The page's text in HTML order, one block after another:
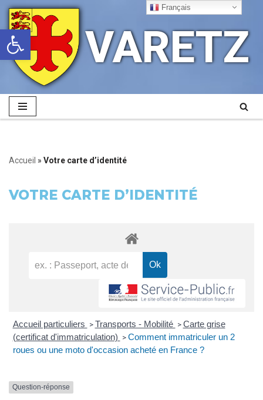
Ouvrir la barre d’outils
Aller
au
contenu
VARETZ
Accueil » Votre carte d’identité
VOTRE CARTE D’IDENTITÉ
Accueil particuliers > Transports - Mobilité > Carte grise
(certificat d'immatriculation) > Comment immatriculer un 2
roues ou une moto d'occasion acheté en France ?
Question-réponse
Français